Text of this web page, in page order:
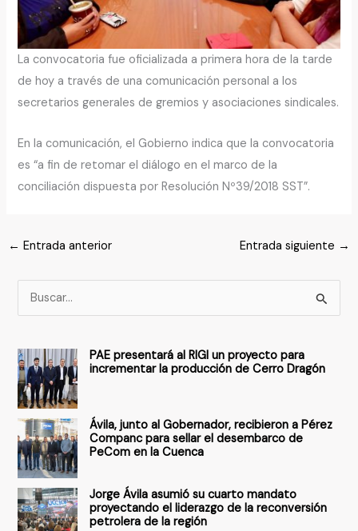
La convocatoria fue oficializada a primera hora de la tarde
de hoy a través de una comunicación personal a los
secretarios generales de gremios y asociaciones sindicales.
En la comunicación, el Gobierno indica que la convocatoria
es “a fin de retomar el diálogo en el marco de la
conciliación dispuesta por Resolución Nº39/2018 SST”.
← Entrada anterior Entrada siguiente →
u
c
a
r
o
r
:
PAE presentará al RIGI un proyecto para
incrementar la producción de Cerro Dragón
Ávila, junto al Gobernador, recibieron a Pérez
Companc para sellar el desembarco de
PeCom en la Cuenca
Jorge Ávila asumió su cuarto mandato
proyectando el liderazgo de la reconversión
petrolera de la región